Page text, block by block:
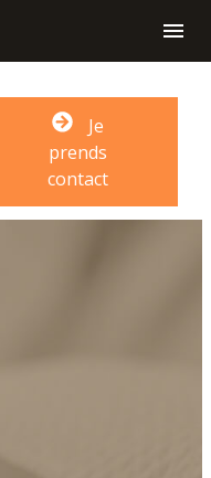
menu
Je
prends
contact